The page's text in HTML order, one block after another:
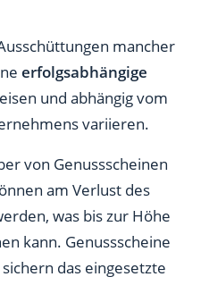
mancher
erfolgsabhängige
und abhängig vom
variieren.
von Genussscheinen
am Verlust des
was bis zur Höhe
kann. Genussscheine
sichern das eingesetzte